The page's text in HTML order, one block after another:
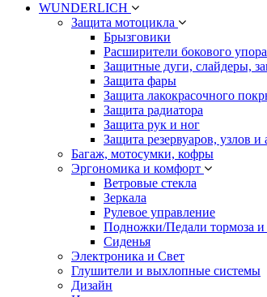
WUNDERLICH
Защита мотоцикла
Брызговики
Расширители бокового упора
Защитные дуги, слайдеры,
Защита фары
Защита лакокрасочного
Защита радиатора
Защита рук и ног
Защита резервуаров, узлов и
Багаж, мотосумки, кофры
Эргономика и комфорт
Ветровые стекла
Зеркала
Рулевое управление
Подножки/Педали тормоза
Сиденья
Электроника и Свет
Глушители и выхлопные системы
Дизайн